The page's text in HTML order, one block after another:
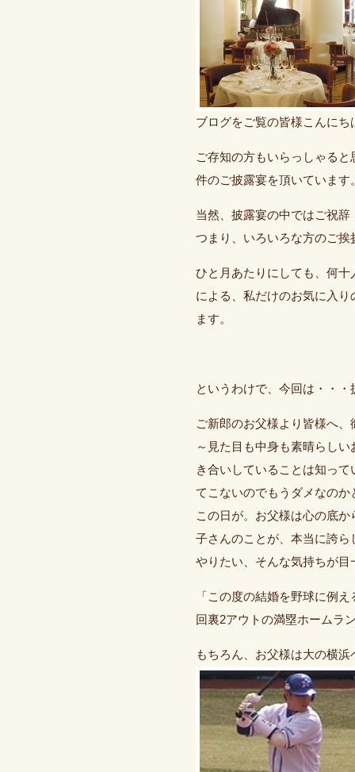
ブログをご覧の皆様こんにち
ご存知の方もいらっしゃる
件のご披露宴を頂いています
当然、披露宴の中ではご祝
つまり、いろいろな方のご
ひと月あたりにしても、何
による、私だけのお気に入
ます。
というわけで、今回は・・
ご新郎のお父様より皆様へ
～見た目も中身も素晴らし
き合いしていることは知っ
てこないのでもうダメなの
この日が。お父様は心の底
子さんのことが、本当に誇
やりたい、そんな気持ちが
「この度の結婚を野球に例
回裏2アウトの満塁ホームラ
もちろん、お父様は大の横